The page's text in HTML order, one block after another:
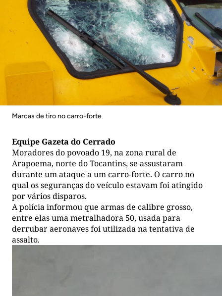
Marcas de tiro no carro-forte
Equipe Gazeta do Cerrado
Moradores do povoado 19, na zona rural de
Arapoema, norte do Tocantins, se assustaram
durante um ataque a um carro-forte. O carro no
qual os seguranças do veículo estavam foi atingido
por vários disparos.
A polícia informou que armas de calibre grosso,
entre elas uma metralhadora 50, usada para
derrubar aeronaves foi utilizada na tentativa de
assalto.